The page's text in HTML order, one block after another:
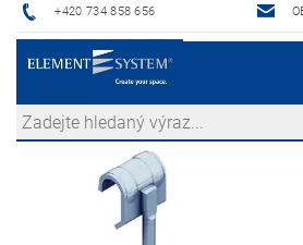
+420 734 858 656